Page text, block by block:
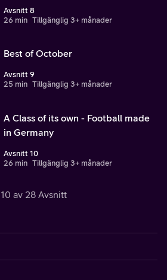
Avsnitt 8
26 min Tillgänglig 3+ månader
Best of October
Avsnitt 9
25 min Tillgänglig 3+ månader
A Class of its own - Football made
in Germany
Avsnitt 10
26 min Tillgänglig 3+ månader
10 av 28 Avsnitt